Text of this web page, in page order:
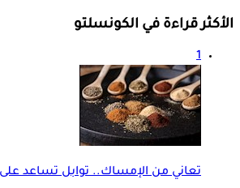
الأكثر قراءة في الكونسلتو
1
تعاني من الإمساك.. توابل تساعد على